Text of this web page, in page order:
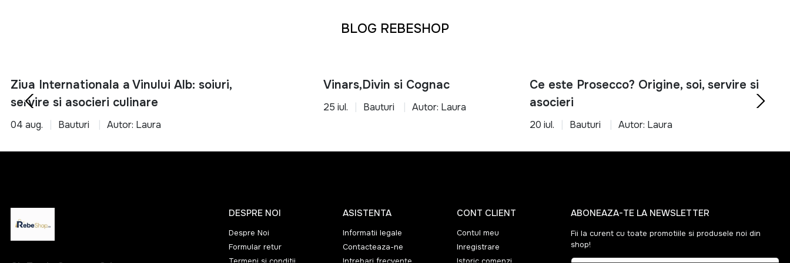
Alege inteligent si transforma-ti casa intr-un spatiu functional, organizat si confortabil cu ajutorul produselor potrivite.
BLOG REBESHOP
Ziua Internationala a Vinului Alb: soiuri,
servire si asocieri culinare
04 aug. Bauturi Autor: Laura
Vinars,Divin si Cognac
25 iul. Bauturi Autor: Laura
Ce este Prosecco? Origine, soi, servire si
asocieri
20 iul. Bauturi Autor: Laura
DESPRE NOI
Despre Noi
Formular retur
Termeni si conditii
ASISTENTA
Informatii legale
Contacteaza-ne
Intrebari frecvente
CONT CLIENT
Contul meu
Inregistrare
Istoric comenzi
ABONEAZA-TE LA NEWSLETTER
Fii la curent cu toate promotiile si produsele noi din
shop!